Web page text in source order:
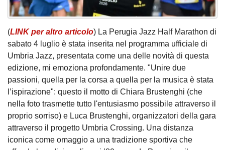
(LINK per altro articolo) La Perugia Jazz Half Marathon di
sabato 4 luglio è stata inserita nel programma ufficiale di
Umbria Jazz, presentata come una delle novità di questa
edizione, mi emoziona profondamente. "Unire due
passioni, quella per la corsa a quella per la musica è stata
l’ispirazione": questo il motto di Chiara Brustenghi (che
nella foto trasmette tutto l'entusiasmo possibile attraverso il
proprio sorriso) e Luca Brustenghi, organizzatori della gara
attraverso il progetto Umbria Crossing. Una distanza
iconica come omaggio a una tradizione sportiva che